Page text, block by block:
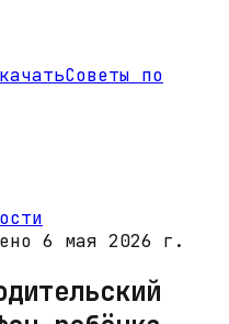
Советы по
6 мая 2026 г.